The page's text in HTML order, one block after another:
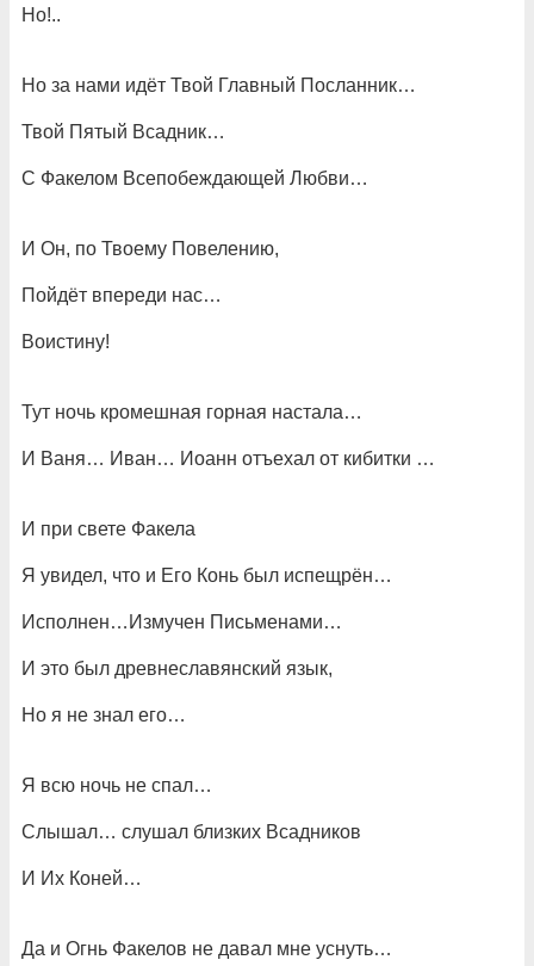
Но!..
Но за нами идёт Твой Главный Посланник…
Твой Пятый Всадник…
С Факелом Всепобеждающей Любви…
И Он, по Твоему Повелению,
Пойдёт впереди нас…
Воистину!
Тут ночь кромешная горная настала…
И Ваня… Иван… Иоанн отъехал от кибитки …
И при свете Факела
Я увидел, что и Его Конь был испещрён…
Исполнен…Измучен Письменами…
И это был древнеславянский язык,
Но я не знал его…
Я всю ночь не спал…
Слышал… слушал близких Всадников
И Их Коней…
Да и Огнь Факелов не давал мне уснуть…